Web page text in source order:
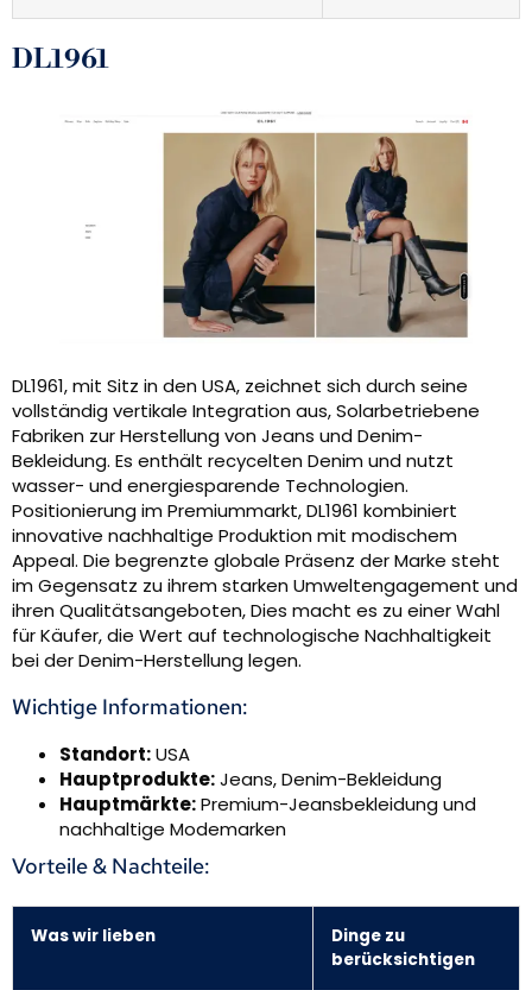
DL1961
DL1961, mit Sitz in den USA, zeichnet sich durch seine
vollständig vertikale Integration aus, Solarbetriebene
Fabriken zur Herstellung von Jeans und Denim-
Bekleidung. Es enthält recycelten Denim und nutzt
wasser- und energiesparende Technologien.
Positionierung im Premiummarkt, DL1961 kombiniert
innovative nachhaltige Produktion mit modischem
Appeal. Die begrenzte globale Präsenz der Marke steht
im Gegensatz zu ihrem starken Umweltengagement und
ihren Qualitätsangeboten, Dies macht es zu einer Wahl
für Käufer, die Wert auf technologische Nachhaltigkeit
bei der Denim-Herstellung legen.
Wichtige Informationen:
Standort:USA
Hauptprodukte:Jeans, Denim-Bekleidung
Hauptmärkte:Premium-Jeansbekleidung und
nachhaltige Modemarken
Vorteile & Nachteile:
Was wir lieben
Dinge zu
berücksichtigen